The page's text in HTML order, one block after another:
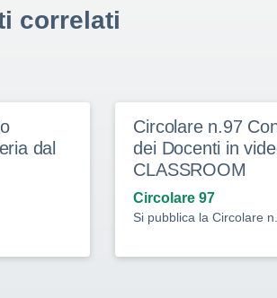
correlati
dal
Circolare n.97
dei Docenti in
CLASSROOM
Circolare 97
Si pubblica la Circolare n.